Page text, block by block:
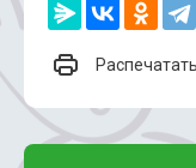
Распечатать